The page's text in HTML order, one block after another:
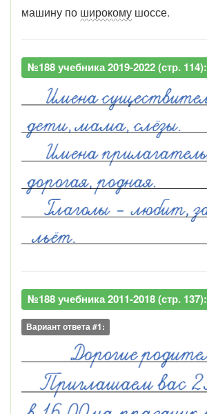
машину по широкому шоссе.
№188 учебника 2019-2022 (стр. 114):
№188 учебника 2011-2018 (стр. 137):
Вариант ответа #1: